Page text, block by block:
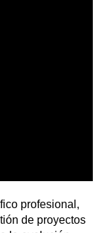
profesional,
de proyectos